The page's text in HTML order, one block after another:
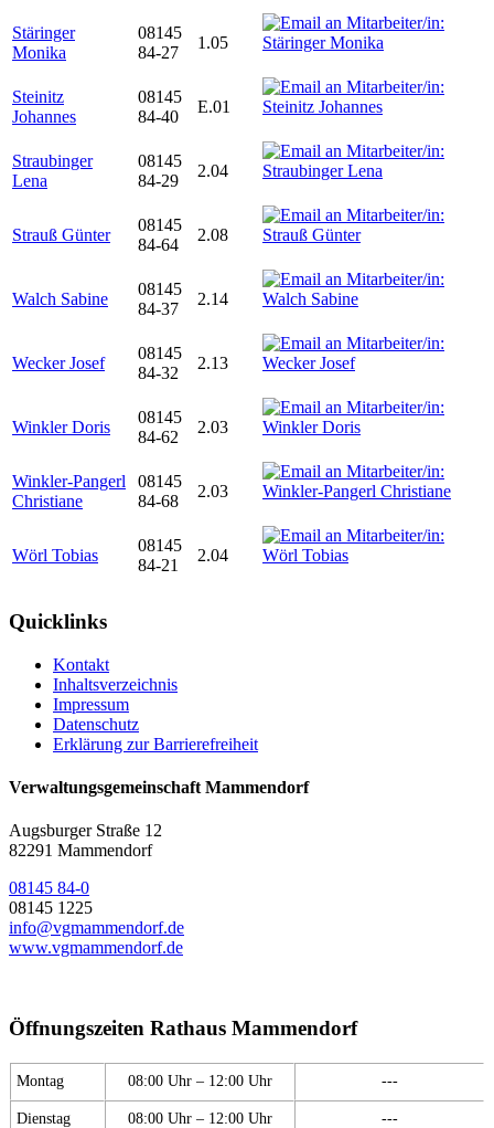
Stäringer
Monika
08145
84-27
1.05
Steinitz
Johannes
08145
84-40
E.01
Straubinger
Lena
08145
84-29
2.04
Strauß Günter
08145
84-64
2.08
Walch Sabine
08145
84-37
2.14
Wecker Josef
08145
84-32
2.13
Winkler Doris
08145
84-62
2.03
Winkler-Pangerl
Christiane
08145
84-68
2.03
Wörl Tobias
08145
84-21
2.04
Quicklinks
Kontakt
Inhaltsverzeichnis
Impressum
Datenschutz
Erklärung zur Barrierefreiheit
Verwaltungsgemeinschaft Mammendorf
Augsburger Straße 12
82291 Mammendorf
08145 84-0
08145 1225
info@vgmammendorf.de
www.vgmammendorf.de
Öffnungszeiten Rathaus Mammendorf
Montag 08:00 Uhr – 12:00 Uhr ---
Dienstag 08:00 Uhr – 12:00 Uhr ---